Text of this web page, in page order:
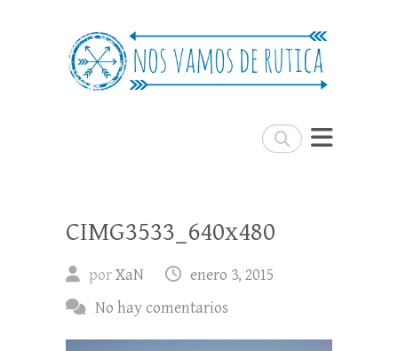
Buscar
Nos Vamos de Rutica
CIMG3533_640x480
porXaN
enero 3, 2015
No hay comentarios